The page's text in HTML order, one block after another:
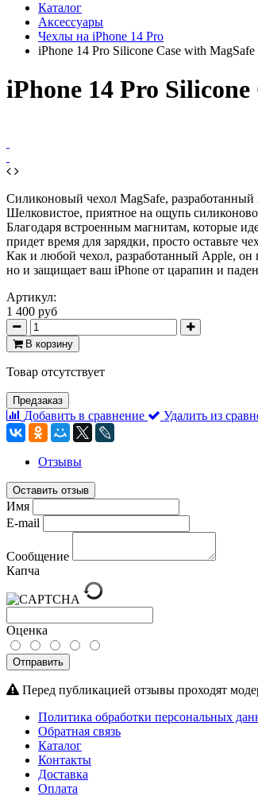
Каталог
Аксессуары
Чехлы на iPhone 14 Pro
iPhone 14 Pro Silicone Case with
iPhone 14 Pro
Силиконовый чехол MagSafe,
Шелковистое, приятное на ощупь
Благодаря встроенным магнитам, которые
придет время для зарядки, просто оставьте
Как и любой чехол, разработанный Apple, он
но и защищает ваш iPhone от царапин и
Артикул:
1 400 руб
В корзину
Товар отсутствует
Предзаказ
Добавить в сравнение Удалить из
Отзывы
Оставить отзыв
Имя
E-mail
Сообщение
Капча
Оценка
Отправить
Перед публикацией отзывы проходят
Политика обработки персональных
Обратная связь
Каталог
Контакты
Доставка
Оплата